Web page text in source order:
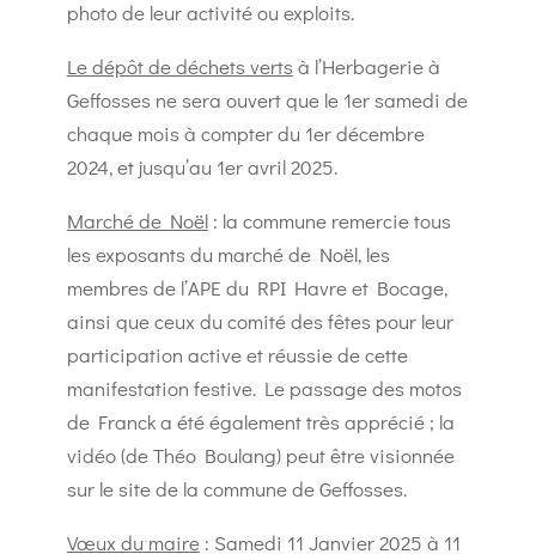
photo de leur activité ou exploits.
Le dépôt de déchets verts à l’Herbagerie à
Geffosses ne sera ouvert que le 1er samedi de
chaque mois à compter du 1er décembre
2024, et jusqu’au 1er avril 2025.
Marché de Noël: la commune remercie tous
les exposants du marché de Noël, les
membres de l’APE du RPI Havre et Bocage,
ainsi que ceux du comité des fêtes pour leur
participation active et réussie de cette
manifestation festive. Le passage des motos
de Franck a été également très apprécié ; la
vidéo (de Théo Boulang) peut être visionnée
sur le site de la commune de Geffosses.
Vœux du maire: Samedi 11 Janvier 2025 à 11